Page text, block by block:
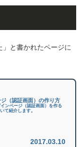
」と書かれたページに
ジ（認証画面）の作り方
ンページ（認証画面）を作る
て紹介します。
2017.03.10